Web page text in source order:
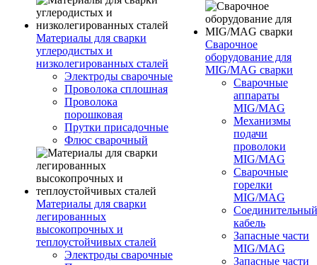
Материалы для сварки
углеродистых и
низколегированных сталей
Электроды сварочные
Проволока сплошная
Проволока
порошковая
Прутки присадочные
Флюс сварочный
Материалы для сварки
легированных
высокопрочных и
теплоустойчивых сталей
Электроды сварочные
Сварочное
оборудование для
MIG/MAG сварки
Сварочные
аппараты
MIG/MAG
Механизмы
подачи
проволоки
MIG/MAG
Сварочные
горелки
MIG/MAG
Соединительный
кабель
Запасные части
MIG/MAG
Запасные части